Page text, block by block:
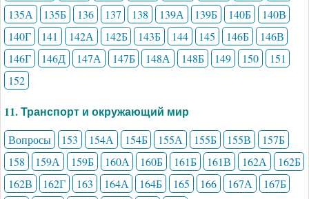
135А 135Б 136 137 138 139А 139Б 140Б
140В
140Г
141 142А 142Б 143Б 144 145 146Б
146В
146Г
146Д 147А 147Б 148А 148Б 149 150
151
152
11. Транспорт и окружающий мир
Вопросы 153 154А 154Б 155А 155Б 155В
157Б
158
159А 159Б 160А 160Б 161Б 161В 162А
162Б
162В
162Г 163 164А 164Б 165 166 167А
167Б